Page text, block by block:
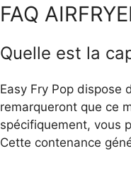
FAQ
Quelle est la
Easy Fry Pop dispose
remarqueront que ce
spécifiquement, vous
Cette contenance